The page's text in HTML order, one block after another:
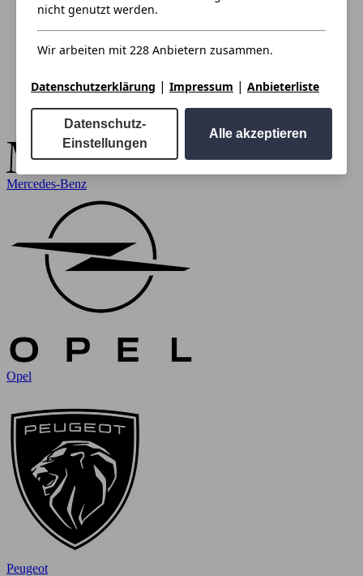
Mercedes-Benz
Opel
Peugeot
nicht genutzt werden.
Wir arbeiten mit 228 Anbietern zusammen.
Datenschutzerklärung | Impressum | Anbieterliste
Datenschutz-
Einstellungen
Alle akzeptieren